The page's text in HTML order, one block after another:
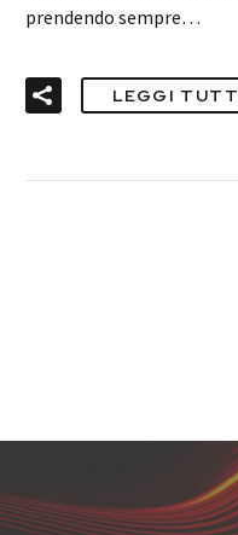
prendendo sempre…
LEGGI